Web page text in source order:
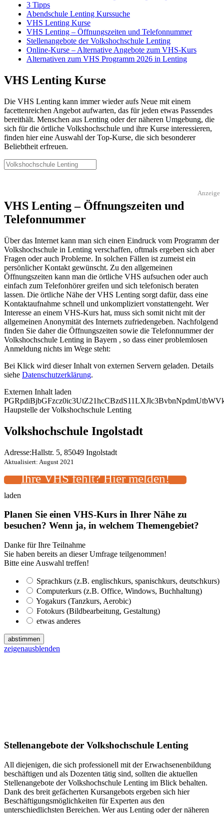
3 Tipps
Abendschule Lenting Kurssuche
VHS Lenting Kurse
VHS Lenting – Öffnungszeiten und Telefonnummer
Stellenangebote der Volkshochschule Lenting
Online-Kurse – Alternative Angebote zum VHS-Kurs
Alternativen zum VHS Programm 2026 in Lenting
VHS Lenting Kurse
Die VHS Lenting kann immer wieder aufs Neue mit einem
facettenreichen Angebot aufwarten, das für jeden etwas Passendes
bereithält. Menschen aus Lenting oder der näheren Umgebung, die
sich für die örtliche Volkshochschule und ihre Kurse interessieren,
finden hier eine Auswahl der Top-Kurse, die sich besonderer
Beliebtheit erfreuen.
Anzeige
VHS Lenting – Öffnungszeiten und
Telefonnummer
Über das Internet kann man sich einen Eindruck vom Programm der
Volkshochschule in Lenting verschaffen, oftmals ergeben sich aber
Fragen oder auch Probleme. In solchen Fällen ist zumeist ein
persönlicher Kontakt gewünscht. Zu den allgemeinen
Öffnungszeiten kann man die örtliche VHS aufsuchen oder auch
einfach zum Telefonhörer greifen und sich telefonisch beraten
lassen. Die örtliche Nähe der VHS Lenting sorgt dafür, dass eine
Kontaktaufnahme schnell und unkompliziert vonstattengeht. Wer
Interesse an einem VHS-Kurs hat, muss sich somit nicht mit der
allgemeinen Anonymität des Internets zufriedengeben. Nachfolgend
finden Sie daher die Öffnungszeiten sowie die Telefonnummer der
Volkshochschule Lenting in Bayern , so dass einer problemlosen
Anmeldung nichts im Wege steht:
Bei Klick wird dieser Inhalt von externen Servern geladen. Details
siehe Datenschutzerklärung.
Externen Inhalt laden
Haupstelle der Volkshochschule Lenting
Volkshochschule Ingolstadt
Adresse:Hallstr. 5, 85049 Ingolstadt
Aktualisiert: August 2021
Ihre VHS fehlt? Hier melden!
laden
Planen Sie einen VHS-Kurs in Ihrer Nähe zu
besuchen? Wenn ja, in welchem Themengebiet?
Danke für Ihre Teilnahme
Sie haben bereits an dieser Umfrage teilgenommen!
Bitte eine Auswahl treffen!
Sprachkurs (z.B. englischkurs, spanischkurs, deutschkurs)
Computerkurs (z.B. Office, Windows, Buchhaltung)
Yogakurs (Tanzkurs, Aerobic)
Fotokurs (Bildbearbeitung, Gestaltung)
etwas anderes
abstimmen
zeigenausblenden
Stellenangebote der Volkshochschule Lenting
All diejenigen, die sich professionell mit der Erwachsenenbildung
beschäftigen und als Dozenten tätig sind, sollten die aktuellen
Stellenangebote der Volkshochschule Lenting im Blick behalten.
Dank des breit gefächerten Kursangebots ergeben sich hier
Beschäftigungsmöglichkeiten für Experten aus den
unterschiedlichsten Bereichen. Wer aus Lenting oder der näheren